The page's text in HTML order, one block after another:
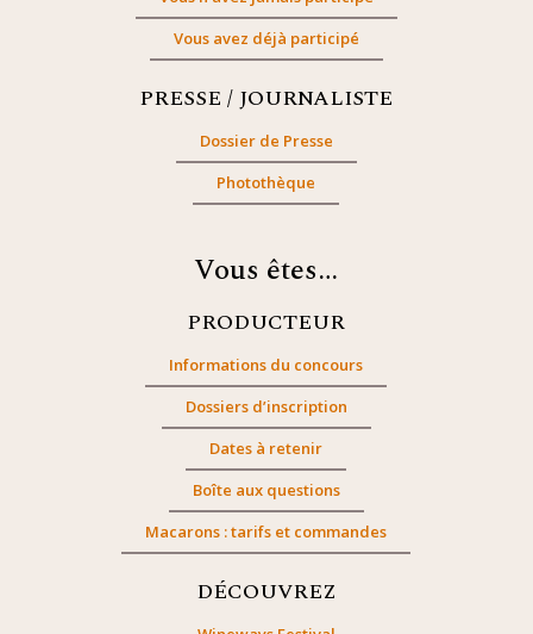
Vous avez déjà participé
PRESSE / JOURNALISTE
Dossier de Presse
Photothèque
Vous êtes…
PRODUCTEUR
Informations du concours
Dossiers d’inscription
Dates à retenir
Boîte aux questions
Macarons : tarifs et commandes
DÉCOUVREZ